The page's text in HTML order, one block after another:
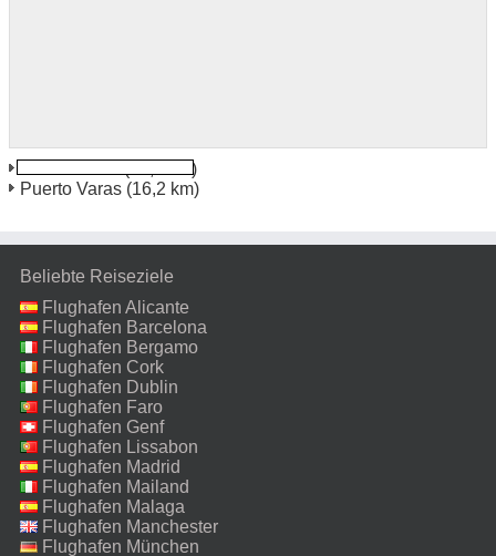
(13,6 km)
Puerto Varas (16,2 km)
Beliebte Reiseziele
Flughafen Alicante
Flughafen Barcelona
Flughafen Bergamo
Flughafen Cork
Flughafen Dublin
Flughafen Faro
Flughafen Genf
Flughafen Lissabon
Flughafen Madrid
Flughafen Mailand
Malpensa
Flughafen Malaga
Flughafen Manchester
Flughafen München